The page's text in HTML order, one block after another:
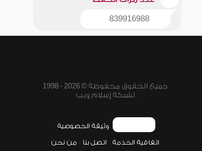
839916988
جميع الحقوق محفوظة © 2026 - 1998
لشبكة إسلام ويب
وثيقة الخصوصية
اتفاقية الخدمة اتصل بنا من نحن